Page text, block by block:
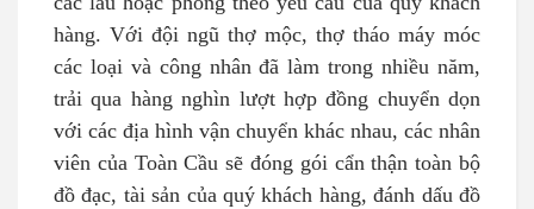
hàng. Với đội ngũ thợ mộc, thợ tháo máy móc
các loại và công nhân đã làm trong nhiều năm,
trải qua hàng nghìn lượt hợp đồng chuyển dọn
với các địa hình vận chuyển khác nhau, các nhân
viên của Toàn Cầu sẽ đóng gói cẩn thận toàn bộ
đồ đạc, tài sản của quý khách hàng, đánh dấu đồ